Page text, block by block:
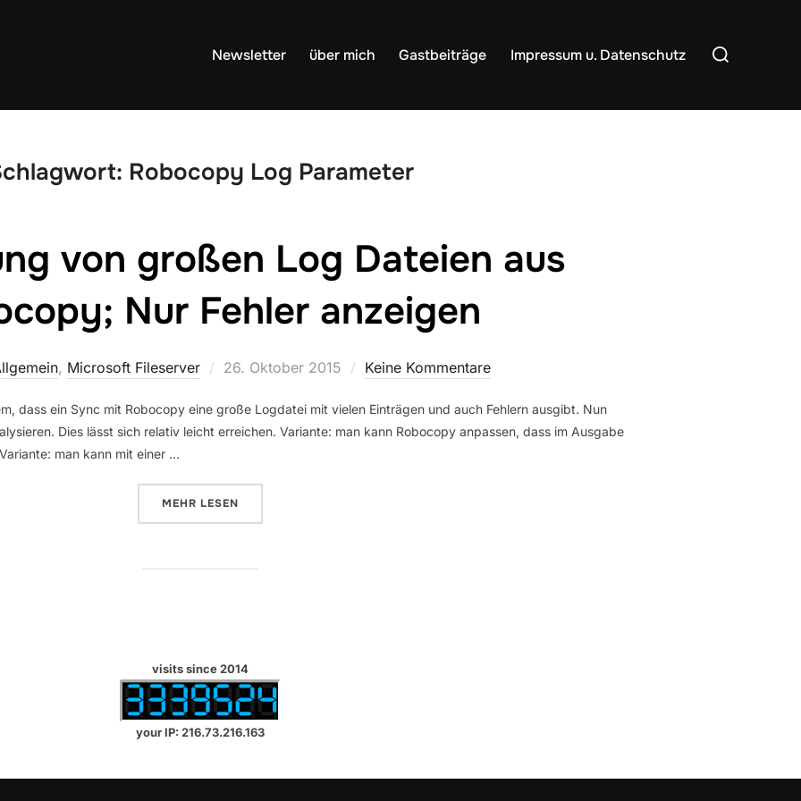
Newsletter über mich Gastbeiträge Impressum u. Datenschutz
Suchen
nach:
Robocopy Log Parameter
von großen Log Dateien aus
Nur Fehler anzeigen
, Microsoft Fileserver
Veröffentlicht
26. Oktober 2015 Keine Kommentare
dass ein Sync mit Robocopy eine große Logdatei mit vielen Einträgen und auch Fehlern ausgibt. Nun
Dies lässt sich relativ leicht erreichen. Variante: man kann Robocopy anpassen, dass im Ausgabe
man kann mit einer …
MEHR ÜBER „AUSWERTUNG VON GROSSEN LOG DATEIEN AUS ROBOCOPY; NUR FEHLER ANZEIGEN“
LESEN
visits since 2014
your IP: 216.73.216.163